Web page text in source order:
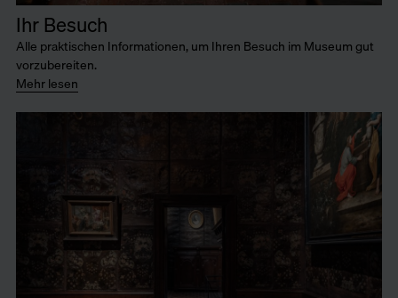
Ihr Besuch
Alle praktischen Informationen, um Ihren Besuch im Museum gut
vorzubereiten.
Mehr lesen